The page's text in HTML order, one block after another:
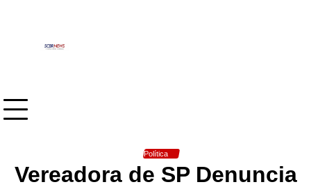
Política
Vereadora de SP Denuncia